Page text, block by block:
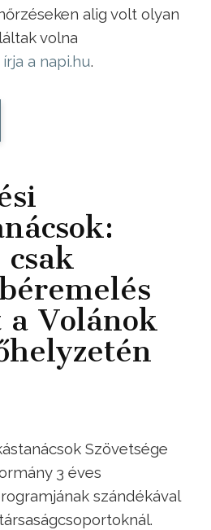
alig volt olyan
volna
írja a napi.hu.
Volánok
Szövetsége
3 éves
szándékával